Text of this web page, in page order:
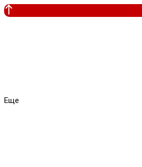
Еще